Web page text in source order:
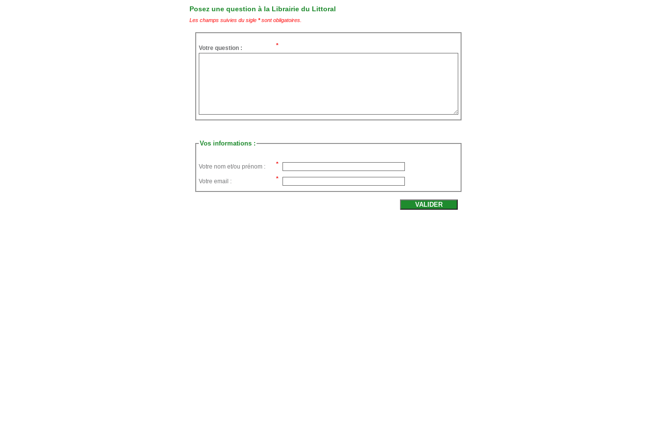
Posez une question à la Librairie du Littoral
Les champs suivies du sigle *sont obligatoires.
Votre question :
Vos informations :
Votre nom et/ou prénom :
Votre email :